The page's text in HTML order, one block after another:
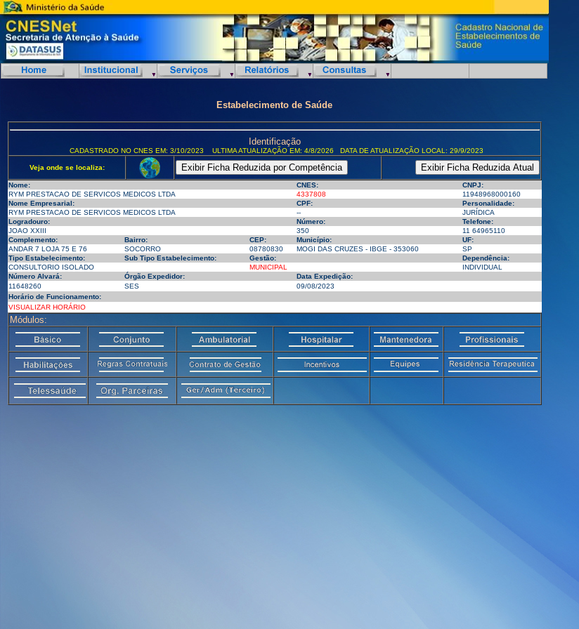
Estabelecimento de Saúde
Identificação
CADASTRADO NO CNES EM: 3/10/2023 ULTIMA ATUALIZAÇÃO EM: 4/8/2026 DATA DE ATUALIZAÇÃO LOCAL: 29/9/2023
Veja onde se localiza:
Nome: CNES:
CNPJ:
RYM PRESTACAO DE SERVICOS MEDICOS LTDA
4337808
11948968000160
Nome Empresarial:
CPF:
Personalidade:
RYM PRESTACAO DE SERVICOS MEDICOS LTDA
--
JURÍDICA
Logradouro:
Número:
Telefone:
JOAO XXIII
350
11 64965110
Complemento:
Bairro: CEP: Município:
UF:
ANDAR 7 LOJA 75 E 76
SOCORRO 08780830 MOGI DAS CRUZES - IBGE - 353060
SP
Tipo Estabelecimento:
Sub Tipo Estabelecimento: Gestão:
Dependência:
CONSULTORIO ISOLADO
MUNICIPAL
INDIVIDUAL
Número Alvará:
Órgão Expedidor:
Data Expedição:
11648260
SES
09/08/2023
Horário de Funcionamento:
VISUALIZAR HORÁRIO
Módulos: